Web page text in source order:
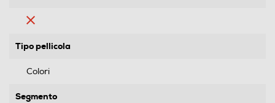
Tipo pellicola
Colori
Segmento